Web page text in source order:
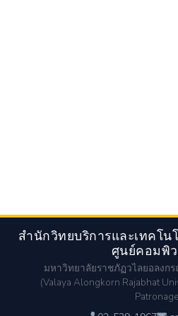
สำนักวิทยบริการและเทคโน
ศูนย์คอมพิว
มหาวิทยาลัยราชภัฏวไลยอลงก
(Valaya Alongkorn Rajabhat